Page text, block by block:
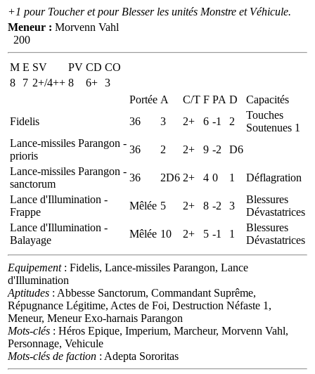
+1 pour Toucher et pour Blesser les unités Monstre et Véhicule.
Meneur : Morvenn Vahl
200
M E SV PV CD CO
8
7 2+/4++ 8 6+ 3
Portée A C/T F PA D
Capacités
Fidelis
36 3 2+ 6 -1 2
Touches
Soutenues 1
Lance-missiles Parangon -
prioris
36 2 2+ 9 -2
D6
Lance-missiles Parangon -
sanctorum
36 2D6 2+ 4 0 1
Déflagration
Lance d'Illumination -
Frappe
Mêlée 5 2+ 8 -2 3
Blessures
Dévastatrices
Lance d'Illumination -
Balayage
Mêlée 10 2+ 5 -1 1
Blessures
Dévastatrices
Equipement: Fidelis, Lance-missiles Parangon, Lance
d'Illumination
Aptitudes : Abbesse Sanctorum, Commandant Suprême,
Répugnance Légitime, Actes de Foi, Destruction Néfaste 1,
Meneur, Meneur Exo-harnais Parangon
Mots-clés : Héros Epique, Imperium, Marcheur, Morvenn Vahl,
Personnage, Vehicule
Mots-clés de faction : Adepta Sororitas